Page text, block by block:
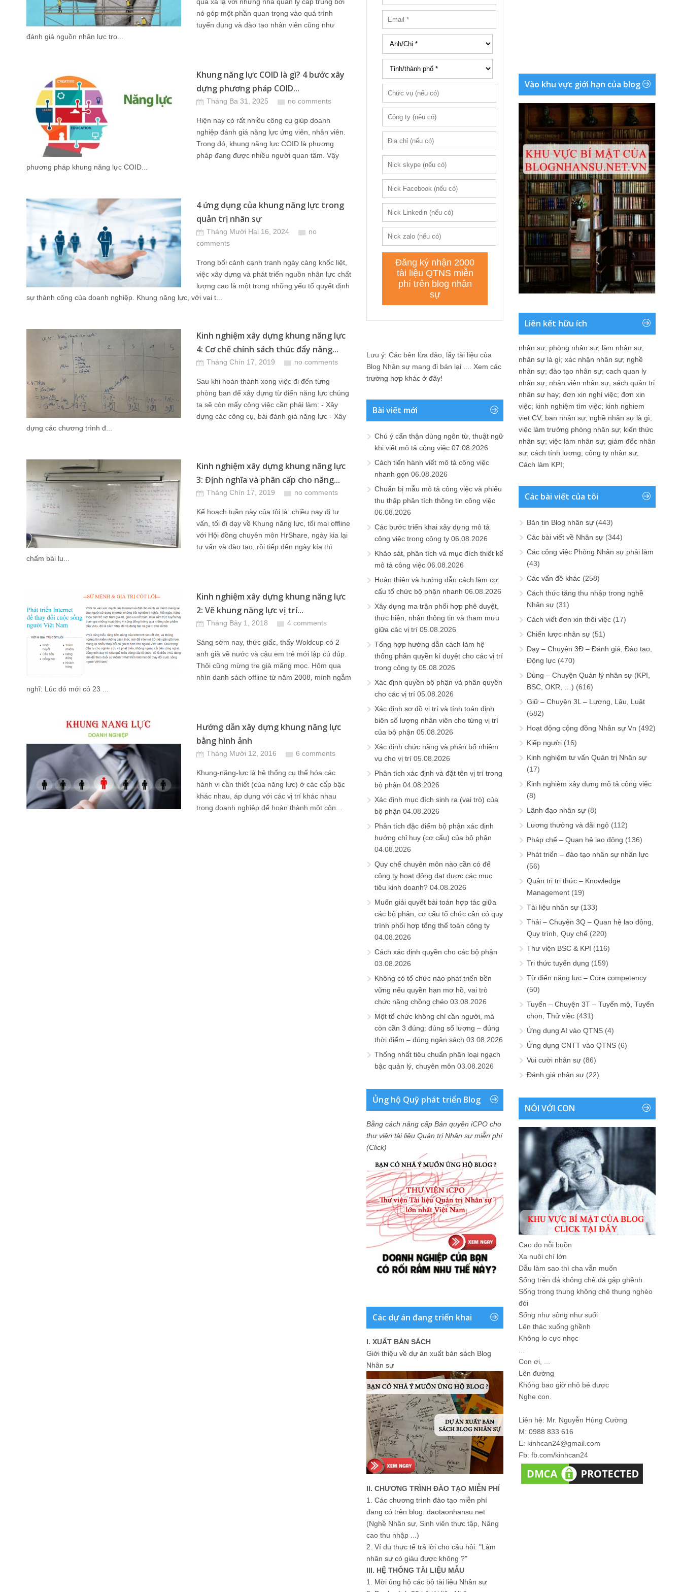
nó góp một phần quan trọng vào quá trình
tuyển dụng và đào tạo nhân viên cũng như
đánh giá nguồn nhân lực tro...
Khung năng lực COID là gì? 4 bước xây
dựng phương pháp COID...
Tháng Ba 31, 2025 no comments
Hiện nay có rất nhiều công cụ giúp doanh
nghiệp đánh giá năng lực ứng viên, nhân viên.
Trong đó, khung năng lực COID là phương
pháp đang được nhiều người quan tâm. Vậy
phương pháp khung năng lực COID...
4 ứng dụng của khung năng lực trong
quản trị nhân sự
Tháng Mười Hai 16, 2024
no
comments
Trong bối cảnh cạnh tranh ngày càng khốc liệt,
việc xây dựng và phát triển nguồn nhân lực chất
lượng cao là một trong những yếu tố quyết định
sự thành công của doanh nghiệp. Khung năng lực, với vai t...
Kinh nghiệm xây dựng khung năng lực
4: Cơ chế chính sách thúc đẩy nâng...
Tháng Chín 17, 2019 no comments
Sau khi hoàn thành xong việc đi đến từng
phòng ban để xây dựng từ điển năng lực chúng
ta sẽ còn mấy công việc cần phải làm: - Xây
dựng các công cụ, bài đánh giá năng lực - Xây
dựng các chương trình đ...
Kinh nghiệm xây dựng khung năng lực
3: Định nghĩa và phân cấp cho năng...
Tháng Chín 17, 2019 no comments
Kế hoạch tuần này của tôi là: chiều nay đi tư
vấn, tối đi dạy về Khung năng lực, tối mai offline
với Hội đồng chuyên môn HrShare, ngày kia lại
tư vấn và đào tạo, rồi tiếp đến ngày kía thì
chấm bài lu...
Kinh nghiệm xây dựng khung năng lực
2: Vẽ khung năng lực vị trí...
Tháng Bảy 1, 2018 4 comments
Sáng sớm nay, thức giấc, thấy Woldcup có 2
anh già về nước và cậu em trẻ mới lập cú đúp.
Thôi cũng mừng tre già măng mọc. Hôm qua
nhìn danh sách offline từ năm 2008, mình ngẫm
nghĩ: Lúc đó mới có 23 ...
Hướng dẫn xây dựng khung năng lực
bằng hình ảnh
Tháng Mười 12, 2016 6 comments
Khung-năng-lực là hệ thống cụ thể hóa các
hành vi cần thiết (của năng lực) ở các cấp bậc
khác nhau, áp dụng với các vị trí khác nhau
trong doanh nghiệp để hoàn thành một côn...
Lưu ý: Các bên lừa đảo, lấy tài liệu của
Blog Nhân sự mang đi bán lại .... Xem các
trường hợp khác ở đây!
Bài viết mới
Chú ý cẩn thận dùng ngôn từ, thuật ngữ
khi viết mô tả công việc 07.08.2026
Cách tiến hành viết mô tả công việc
nhanh gọn 06.08.2026
Chuẩn bị mẫu mô tả công việc và phiếu
thu thập phân tích thông tin công việc
06.08.2026
Các bước triển khai xây dựng mô tả
công việc trong công ty 06.08.2026
Khảo sát, phân tích và mục đích thiết kế
mô tả công việc 06.08.2026
Hoàn thiện và hướng dẫn cách làm cơ
cấu tổ chức bộ phận nhanh 06.08.2026
Xây dựng ma trận phối hợp phê duyệt,
thực hiện, nhận thông tin và tham mưu
giữa các vị trí 05.08.2026
Tổng hợp hướng dẫn cách làm hệ
thống phân quyền kí duyệt cho các vị trí
trong công ty 05.08.2026
Xác định quyền bộ phận và phân quyền
cho các vị trí 05.08.2026
Xác định sơ đồ vị trí và tính toán định
biên số lượng nhân viên cho từng vị trí
của bộ phận 05.08.2026
Xác định chức năng và phân bổ nhiệm
vụ cho vị trí 05.08.2026
Phân tích xác định và đặt tên vị trí trong
bộ phận 04.08.2026
Xác định mục đích sinh ra (vai trò) của
bộ phận 04.08.2026
Phân tích đặc điểm bộ phận xác định
hướng chỉ huy (cơ cấu) của bộ phận
04.08.2026
Quy chế chuyên môn nào cần có để
công ty hoạt động đạt được các mục
tiêu kinh doanh? 04.08.2026
Muốn giải quyết bài toán hợp tác giữa
các bộ phận, cơ cấu tổ chức cần có quy
trình phối hợp tổng thể toàn công ty
04.08.2026
Cách xác định quyền cho các bộ phận
03.08.2026
Không có tổ chức nào phát triển bền
vững nếu quyền hạn mơ hồ, vai trò
chức năng chồng chéo 03.08.2026
Một tổ chức không chỉ cần người, mà
còn cần 3 đúng: đúng số lượng – đúng
thời điểm – đúng ngân sách 03.08.2026
Thống nhất tiêu chuẩn phân loại ngạch
bậc quản lý, chuyên môn 03.08.2026
Ủng hộ Quỹ phát triển Blog
Bằng cách nâng cấp Bản quyền iCPO cho
thư viện tài liệu Quản trị Nhân sự miễn phí
(Click)
Các dự án đang triển khai
I. XUẤT BẢN SÁCH
Giới thiệu về dự án xuất bản sách Blog
Nhân sự
II. CHƯƠNG TRÌNH ĐÀO TẠO MIỄN PHÍ
1. Các chương trình đào tạo miễn phí
đang có trên blog: daotaonhansu.net
(Nghề Nhân sự, Sinh viên thực tập, Nâng
cao thu nhập ...)
2. Ví dụ thực tế trả lời cho câu hỏi: "Làm
nhân sự có giàu được không ?"
III. HỆ THỐNG TÀI LIỆU MẪU
1. Mời ủng hộ các bộ tài liệu Nhân sự
Vào khu vực giới hạn của blog
Liên kết hữu ích
nhân sự; phòng nhân sự; làm nhân sự;
nhân sự là gì; xác nhận nhân sự; nghề
nhân sự; đào tạo nhân sự; cach quan ly
nhân sự; nhân viên nhân sự; sách quản trị
nhân sự hay; đơn xin nghỉ việc; đơn xin
việc; kinh nghiệm tìm việc; kinh nghiem
viet CV; ban nhân sự; nghề nhân sự là gì;
việc làm trưởng phòng nhân sự; kiến thức
nhân sự; việc làm nhân sự; giám đốc nhân
sự; cách tính lương; công ty nhân sự;
Cách làm KPI;
Các bài viết của tôi
Bản tin Blog nhân sự (443)
Các bài viết về Nhân sự (344)
Các công việc Phòng Nhân sự phải làm
(43)
Các vấn đề khác (258)
Cách thức tăng thu nhập trong nghề
Nhân sự (31)
Cách viết đơn xin thôi việc (17)
Chiến lược nhân sự (51)
Dạy – Chuyện 3Đ – Đánh giá, Đào tạo,
Động lực (470)
Dùng – Chuyện Quản lý nhân sự (KPI,
BSC, OKR, …) (616)
Giữ – Chuyện 3L – Lương, Lậu, Luật
(582)
Hoạt động cộng đồng Nhân sự Vn (492)
Kiếp người (16)
Kinh nghiệm tư vấn Quản trị Nhân sự
(17)
Kinh nghiệm xây dựng mô tả công việc
(8)
Lãnh đạo nhân sự (8)
Lương thưởng và đãi ngộ (112)
Pháp chế – Quan hệ lao động (136)
Phát triển – đào tạo nhân sự nhân lực
(56)
Quản trị tri thức – Knowledge
Management (19)
Tài liệu nhân sự (133)
Thải – Chuyện 3Q – Quan hệ lao động,
Quy trình, Quy chế (220)
Thư viện BSC & KPI (116)
Tri thức tuyển dụng (159)
Từ điển năng lực – Core competency
(50)
Tuyển – Chuyện 3T – Tuyển mộ, Tuyển
chọn, Thử việc (431)
Ứng dụng AI vào QTNS (4)
Ứng dụng CNTT vào QTNS (6)
Vui cười nhân sự (86)
Đánh giá nhân sự (22)
NÓI VỚI CON
Cao đo nỗi buồn
Xa nuôi chí lớn
Dẫu làm sao thì cha vẫn muốn
Sống trên đá không chê đá gập ghềnh
Sống trong thung không chê thung nghèo
đói
Sống như sông như suối
Lên thác xuống ghềnh
Không lo cực nhọc
Con ơi, ...
Lên đường
Không bao giờ nhỏ bé được
Nghe con.
Liên hệ: Mr. Nguyễn Hùng Cường
M: 0988 833 616
E: kinhcan24@gmail.com
Fb: fb.com/kinhcan24